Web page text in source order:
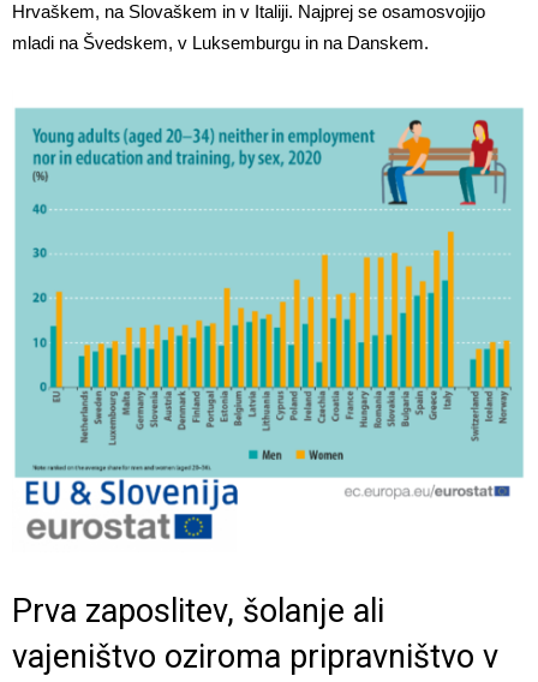
Hrvaškem, na Slovaškem in v Italiji. Najprej se osamosvojijo
mladi na Švedskem, v Luksemburgu in na Danskem.
Prva zaposlitev, šolanje ali
vajeništvo oziroma pripravništvo v